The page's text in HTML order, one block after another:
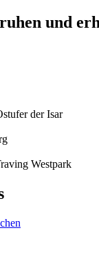
und
der Isar
Westpark